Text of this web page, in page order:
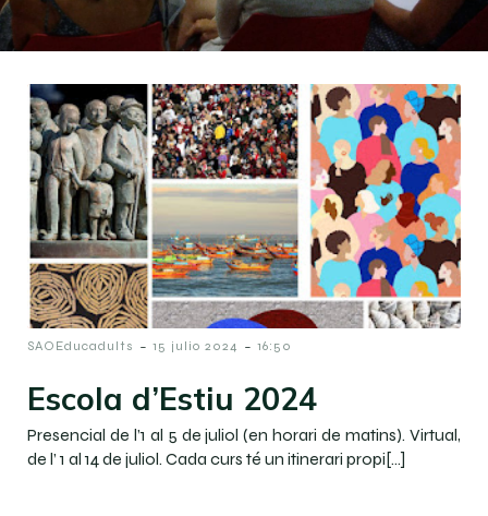
SAOEducadults - 15 julio 2024 - 16:50
Escola d’Estiu 2024
Presencial de l’1 al 5 de juliol (en horari de matins). Virtual,
de l’ 1 al 14 de juliol. Cada curs té un itinerari propi[…]